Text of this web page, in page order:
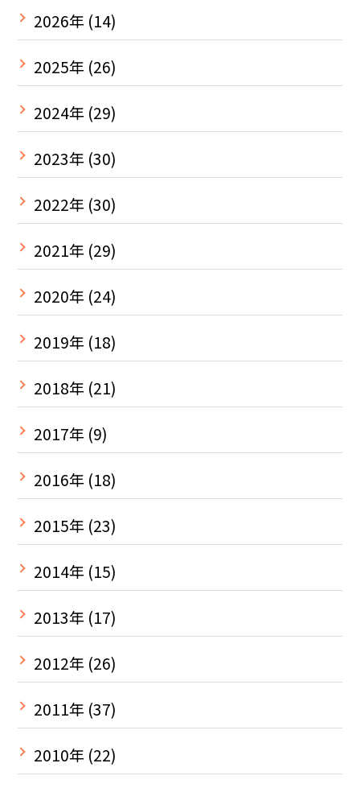
2026年 (14)
2025年 (26)
2024年 (29)
2023年 (30)
2022年 (30)
2021年 (29)
2020年 (24)
2019年 (18)
2018年 (21)
2017年 (9)
2016年 (18)
2015年 (23)
2014年 (15)
2013年 (17)
2012年 (26)
2011年 (37)
2010年 (22)